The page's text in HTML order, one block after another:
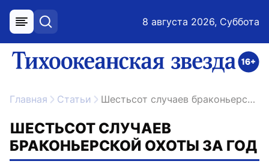
меню поиск 8 августа 2026, Суббота
ссылка на главную
Главная Статьи Шестьсот случаев браконьерской охоты за год
ШЕСТЬСОТ СЛУЧАЕВ
БРАКОНЬЕРСКОЙ ОХОТЫ ЗА ГОД